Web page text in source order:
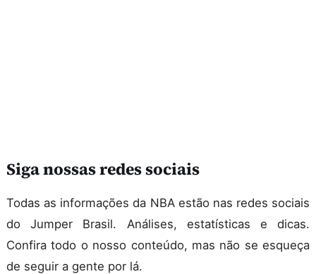
Siga nossas redes sociais
Todas as informações da NBA estão nas redes sociais
do Jumper Brasil. Análises, estatísticas e dicas.
Confira todo o nosso conteúdo, mas não se esqueça
de seguir a gente por lá.